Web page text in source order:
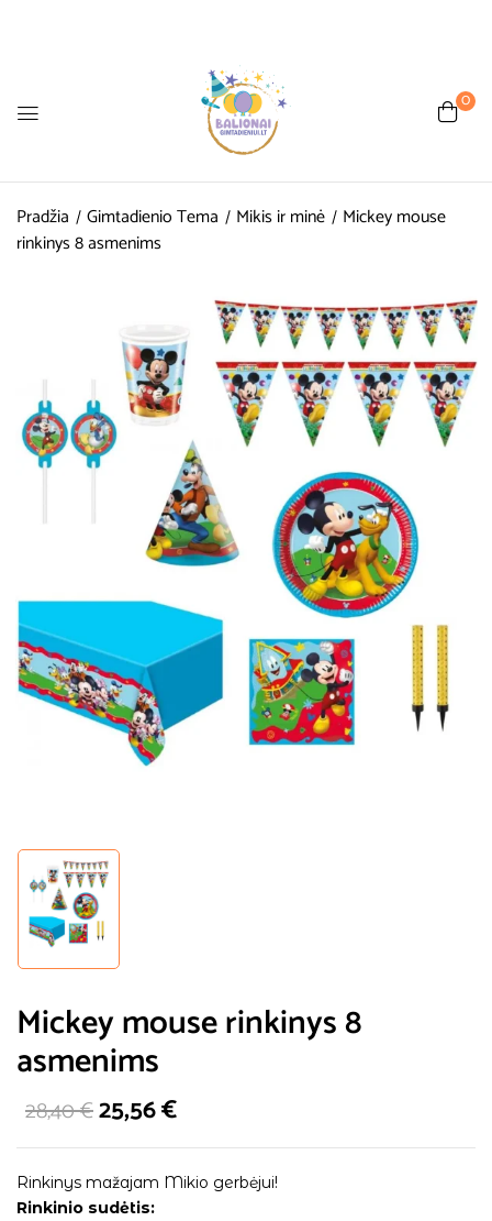
0
Pradžia Gimtadienio Tema Mikis ir minė
Mickey mouse
rinkinys 8 asmenims
Mickey mouse rinkinys 8
asmenims
28,40€25,56€
Rinkinys mažajam Mikio gerbėjui!
Rinkinio sudėtis: